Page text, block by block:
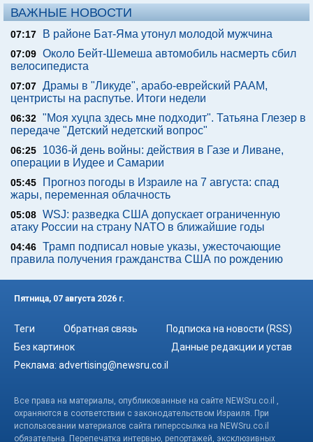
ВАЖНЫЕ НОВОСТИ
07:17 В районе Бат-Яма утонул молодой мужчина
07:09 Около Бейт-Шемеша автомобиль насмерть сбил
велосипедиста
07:07 Драмы в "Ликуде", арабо-еврейский РААМ,
центристы на распутье. Итоги недели
06:32 "Моя хуцпа здесь мне подходит". Татьяна Глезер в
передаче "Детский недетский вопрос"
06:25
1036-й день войны: действия в Газе и Ливане,
операции в Иудее и Самарии
05:45
Прогноз погоды в Израиле на 7 августа: спад
жары, переменная облачность
05:08 WSJ: разведка США допускает ограниченную
атаку России на страну NATO в ближайшие годы
04:46 Трамп подписал новые указы, ужесточающие
правила получения гражданства США по рождению
Пятница, 07 августа 2026 г.
Теги Обратная связь
Подписка на новости (RSS)
Без картинок
Данные редакции и устав
Реклама: advertising@newsru.co.il
Все права на материалы, опубликованные на сайте NEWSru.co.il ,
охраняются в соответствии с законодательством Израиля. При
использовании материалов сайта гиперссылка на NEWSru.co.il
обязательна. Перепечатка интервью, репортажей, эксклюзивных